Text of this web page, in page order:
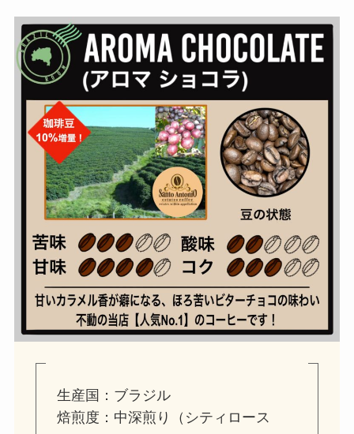
生産国：ブラジル
焙煎度：中深煎り（シティロース